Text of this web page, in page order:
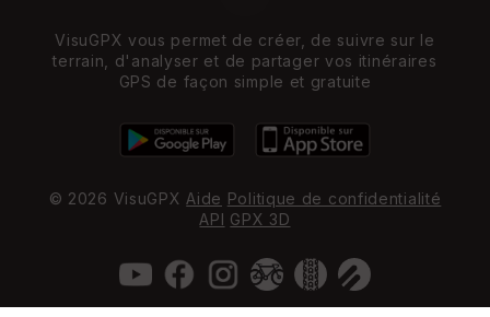
VisuGPX vous permet de créer, de suivre sur le
terrain, d'analyser et de partager vos itinéraires
GPS de façon simple et gratuite
© 2026 VisuGPX Aide Politique de confidentialité
API GPX 3D